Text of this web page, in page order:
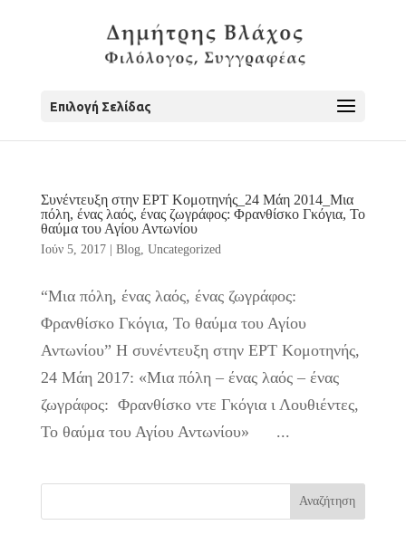
Επιλογή Σελίδας
Συνέντευξη στην ΕΡΤ Κομοτηνής_24 Μάη 2014_Μια
πόλη, ένας λαός, ένας ζωγράφος: Φρανθίσκο Γκόγια, Το
θαύμα του Αγίου Αντωνίου
Ιούν 5, 2017| Blog, Uncategorized
“Μια πόλη, ένας λαός, ένας ζωγράφος:
Φρανθίσκο Γκόγια, Το θαύμα του Αγίου
Αντωνίου” Η συνέντευξη στην ΕΡΤ Κομοτηνής,
24 Μάη 2017: «Μια πόλη – ένας λαός – ένας
ζωγράφος: Φρανθίσκο ντε Γκόγια ι Λουθιέντες,
Το θαύμα του Αγίου Αντωνίου» ...